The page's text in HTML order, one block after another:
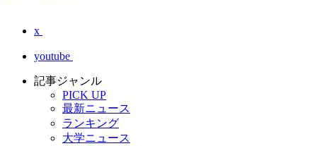
x
youtube
記事ジャンル
PICK UP
最新ニュース
ランキング
大学ニュース